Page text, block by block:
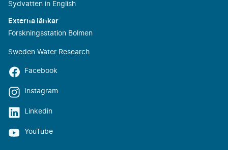
Sydvatten in English
Externa länkar
Forskningsstation Bolmen
Sweden Water Research
Facebook
Instagram
Linkedin
YouTube